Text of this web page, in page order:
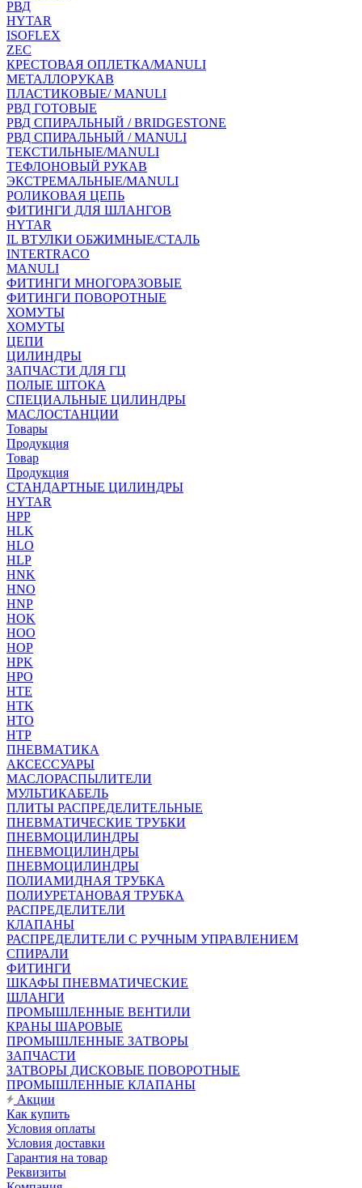
РВД
HYTAR
ISOFLEX
ZEC
КРЕСТОВАЯ ОПЛЕТКА/MANULI
МЕТАЛЛОРУКАВ
ПЛАСТИКОВЫЕ/ MANULI
РВД ГОТОВЫЕ
РВД СПИРАЛЬНЫЙ / BRIDGESTONE
РВД СПИРАЛЬНЫЙ / MANULI
ТЕКСТИЛЬНЫЕ/MANULI
ТЕФЛОНОВЫЙ РУКАВ
ЭКСТРЕМАЛЬНЫЕ/MANULI
РОЛИКОВАЯ ЦЕПЬ
ФИТИНГИ ДЛЯ ШЛАНГОВ
HYTAR
IL ВТУЛКИ ОБЖИМНЫЕ/СТАЛЬ
INTERTRACO
MANULI
ФИТИНГИ МНОГОРАЗОВЫЕ
ФИТИНГИ ПОВОРОТНЫЕ
ХОМУТЫ
ХОМУТЫ
ЦЕПИ
ЦИЛИНДРЫ
ЗАПЧАСТИ ДЛЯ ГЦ
ПОЛЫЕ ШТОКА
СПЕЦИАЛЬНЫЕ ЦИЛИНДРЫ
МАСЛОСТАНЦИИ
Товары
Продукция
Товар
Продукция
СТАНДАРТНЫЕ ЦИЛИНДРЫ
HYTAR
HPP
HLK
HLO
HLP
HNK
HNO
HNP
HOK
HOO
HOP
HPK
HPO
HTE
HTK
HTO
HTP
ПНЕВМАТИКА
АКСЕССУАРЫ
МАСЛОРАСПЫЛИТЕЛИ
МУЛЬТИКАБЕЛЬ
ПЛИТЫ РАСПРЕДЕЛИТЕЛЬНЫЕ
ПНЕВМАТИЧЕСКИЕ ТРУБКИ
ПНЕВМОЦИЛИНДРЫ
ПНЕВМОЦИЛИНДРЫ
ПНЕВМОЦИЛИНДРЫ
ПОЛИАМИДНАЯ ТРУБКА
ПОЛИУРЕТАНОВАЯ ТРУБКА
РАСПРЕДЕЛИТЕЛИ
КЛАПАНЫ
РАСПРЕДЕЛИТЕЛИ С РУЧНЫМ УПРАВЛЕНИЕМ
СПИРАЛИ
ФИТИНГИ
ШКАФЫ ПНЕВМАТИЧЕСКИЕ
ШЛАНГИ
ПРОМЫШЛЕННЫЕ ВЕНТИЛИ
КРАНЫ ШАРОВЫЕ
ПРОМЫШЛЕННЫЕ ЗАТВОРЫ
ЗАПЧАСТИ
ЗАТВОРЫ ДИСКОВЫЕ ПОВОРОТНЫЕ
ПРОМЫШЛЕННЫЕ КЛАПАНЫ
Акции
Как купить
Условия оплаты
Условия доставки
Гарантия на товар
Реквизиты